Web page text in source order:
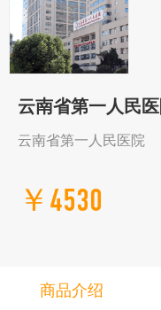
云南省第一人民
云南省第一人民医院
￥4530
商品介绍